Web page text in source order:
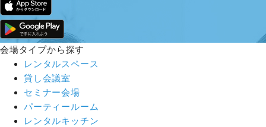
会場タイプから探す
レンタルスペース
貸し会議室
セミナー会場
パーティールーム
レンタルキッチン